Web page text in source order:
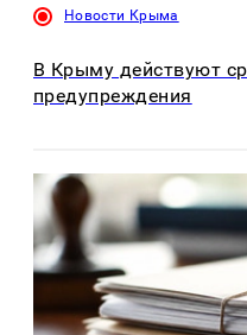
Новости Крыма
В Крыму действуют
предупреждения